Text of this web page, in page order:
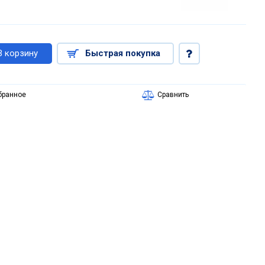
корзину Быстрая покупка
Сравнить